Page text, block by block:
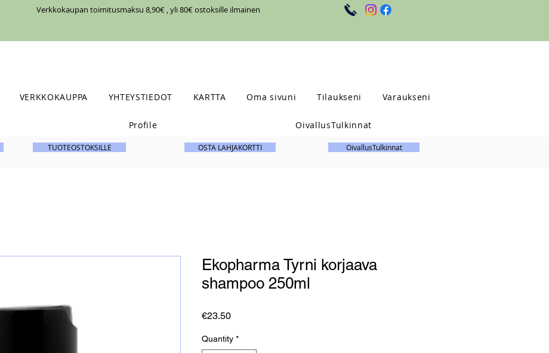
Verkkokaupan toimitusmaksu 8,90€ , yli 80€ ostoksille ilmainen
VERKKOKAUPPA YHTEYSTIEDOT KARTTA Oma sivuni Tilaukseni Varaukseni
Profile OivallusTulkinnat
TUOTEOSTOKSILLE OSTA LAHJAKORTTI OivallusTulkinnat
Ekopharma Tyrni korjaava
shampoo 250ml
€23.50Price
Quantity *